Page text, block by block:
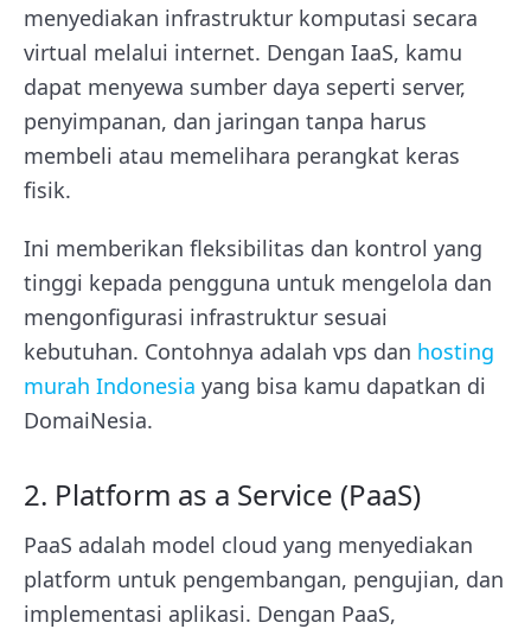
menyediakan infrastruktur komputasi secara
virtual melalui internet. Dengan IaaS, kamu
dapat menyewa sumber daya seperti server,
penyimpanan, dan jaringan tanpa harus
membeli atau memelihara perangkat keras
fisik.
Ini memberikan fleksibilitas dan kontrol yang
tinggi kepada pengguna untuk mengelola dan
mengonfigurasi infrastruktur sesuai
kebutuhan. Contohnya adalah vps dan hosting
murah Indonesia yang bisa kamu dapatkan di
DomaiNesia.
2. Platform as a Service (PaaS)
PaaS adalah model cloud yang menyediakan
platform untuk pengembangan, pengujian, dan
implementasi aplikasi. Dengan PaaS,